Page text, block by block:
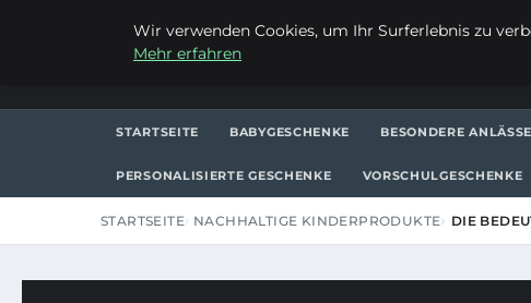
STARTSEITE BABYGESCHENKE BESONDERE ANLÄSSE
PERSONALISIERTE GESCHENKE VORSCHULGESCHENKE
STARTSEITE NACHHALTIGE KINDERPRODUKTE DIE
Wir verwenden Cookies, um Ihr Surferlebnis zu
Mehr erfahren